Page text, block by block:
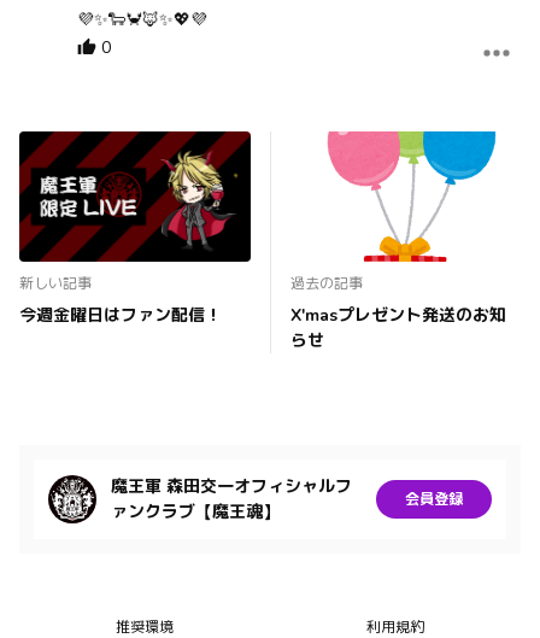
💜✨🐑🦀🦊✨💖💜
0
新しい記事
今週金曜日はファン配信！
過去の記事
X'masプレゼント発送のお知
らせ
魔王軍 森田交一オフィシャルフ
ァンクラブ【魔王魂】
会員登録
推奨環境 利用規約